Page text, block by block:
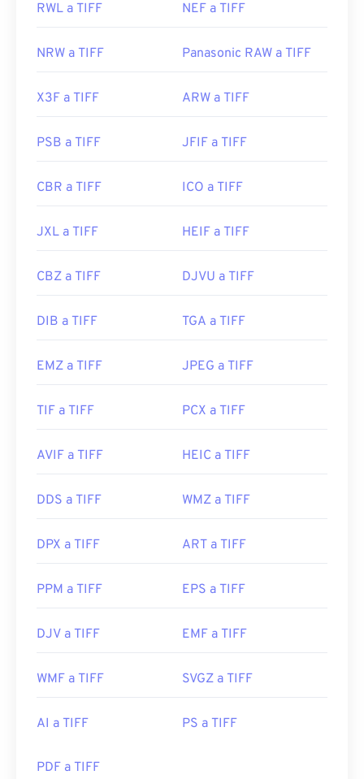
RWL a TIFF NEF a TIFF
NRW a TIFF Panasonic RAW a TIFF
X3F a TIFF ARW a TIFF
PSB a TIFF JFIF a TIFF
CBR a TIFF ICO a TIFF
JXL a TIFF HEIF a TIFF
CBZ a TIFF DJVU a TIFF
DIB a TIFF TGA a TIFF
EMZ a TIFF JPEG a TIFF
TIF a TIFF PCX a TIFF
AVIF a TIFF HEIC a TIFF
DDS a TIFF WMZ a TIFF
DPX a TIFF ART a TIFF
PPM a TIFF EPS a TIFF
DJV a TIFF EMF a TIFF
WMF a TIFF SVGZ a TIFF
AI a TIFF PS a TIFF
PDF a TIFF